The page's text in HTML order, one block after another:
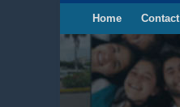
Home Contact